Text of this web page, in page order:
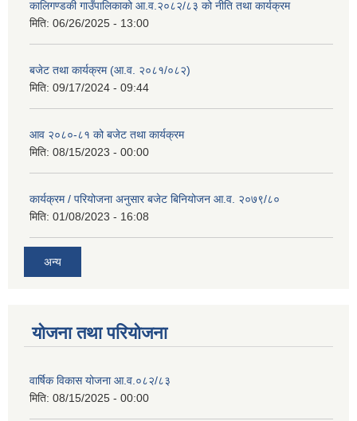
कालिगण्डकी गाउँपालिकाको आ.व.२०८२/८३ को नीति तथा कार्यक्रम
मिति: 06/26/2025 - 13:00
बजेट तथा कार्यक्रम (आ.व. २०८१/०८२)
मिति: 09/17/2024 - 09:44
आव २०८०-८१ को बजेट तथा कार्यक्रम
मिति: 08/15/2023 - 00:00
कार्यक्रम / परियोजना अनुसार बजेट बिनियोजन आ.व. २०७९/८०
मिति: 01/08/2023 - 16:08
अन्य
योजना तथा परियोजना
वार्षिक विकास योजना आ.व.०८२/८३
मिति: 08/15/2025 - 00:00